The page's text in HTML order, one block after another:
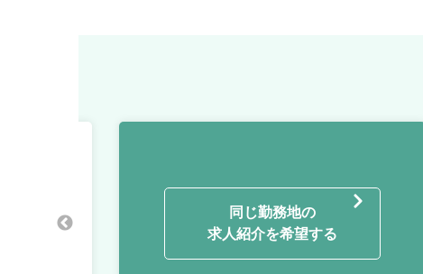
同じ勤務地の
求人紹介を希望する